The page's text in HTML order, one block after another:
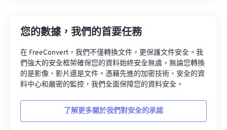
您的數據，我們的首要任務
在 FreeConvert，我們不僅轉換文件，更保護文件安全。我
們強大的安全框架確保您的資料始終安全無虞，無論您轉換
的是影像、影片還是文件。憑藉先進的加密技術、安全的資
料中心和嚴密的監控，我們全面保障您的資料安全。
了解更多關於我們對安全的承諾